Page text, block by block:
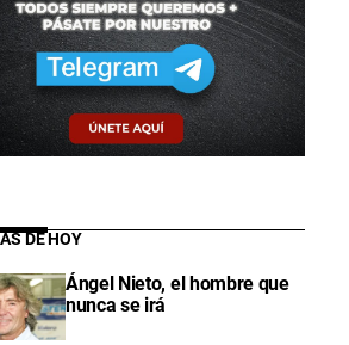
DE HOY
Ángel Nieto, el hombre que
nunca se irá